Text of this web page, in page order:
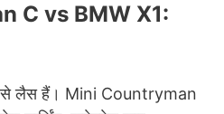
C vs BMW X1:
से लैस हैं। Mini Countryman